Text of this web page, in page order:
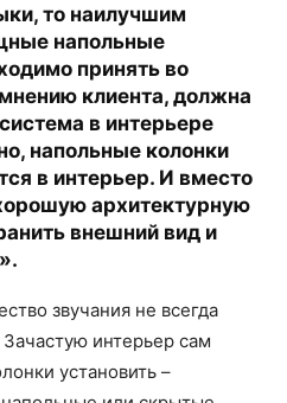
то наилучшим
напольные
принять во
клиента, должна
в интерьере
напольные колонки
в интерьер. И вместо
архитектурную
внешний вид и
звучания не всегда
интерьер сам
установить –